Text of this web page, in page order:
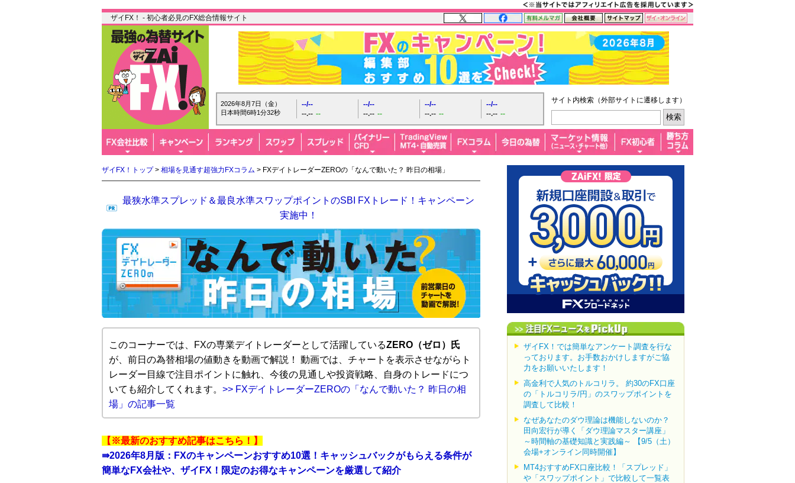
ザイFX！ - 初心者必見のFX総合情報サイト
2026年8月7日（金）
日本時間6時1分33秒
--/--
--.-- --
--/--
--.-- --
--/--
--.-- --
--/--
--.-- --
サイト内検索（外部サイトに遷移します）
ザイFX！トップ> 相場を見通す超強力FXコラム > FXデイトレーダーZEROの「なんで動いた？ 昨日の相場」
最狭水準スプレッド＆最良水準スワップポイントのSBI FXトレード！キャンペーン
実施中！
このコーナーでは、FXの専業デイトレーダーとして活躍しているZERO（ゼロ）氏
が、前日の為替相場の値動きを動画で解説！ 動画では、チャートを表示させながらト
レーダー目線で注目ポイントに触れ、今後の見通しや投資戦略、自身のトレードにつ
いても紹介してくれます。 >> FXデイトレーダーZEROの「なんで動いた？ 昨日の相
場」の記事一覧
【※最新のおすすめ記事はこちら！】
⇛2026年8月版：FXのキャンペーンおすすめ10選！キャッシュバックがもらえる条件が
簡単なFX会社や、ザイFX！限定のお得なキャンペーンを厳選して紹介
ザイFX！では簡単なアンケート調査を行な
っております。お手数おかけしますがご協
力をお願いいたします！
高金利で人気のトルコリラ。 約30のFX口座
の「トルコリラ/円」のスワップポイントを
調査して比較！
なぜあなたのダウ理論は機能しないのか？
田向宏行が導く「ダウ理論マスター講座」
～時間軸の基礎知識と実践編～ 【9/5（土）
会場+オンライン同時開催】
MT4おすすめFX口座比較！「スプレッド」
や「スワップポイント」で比較して一覧表